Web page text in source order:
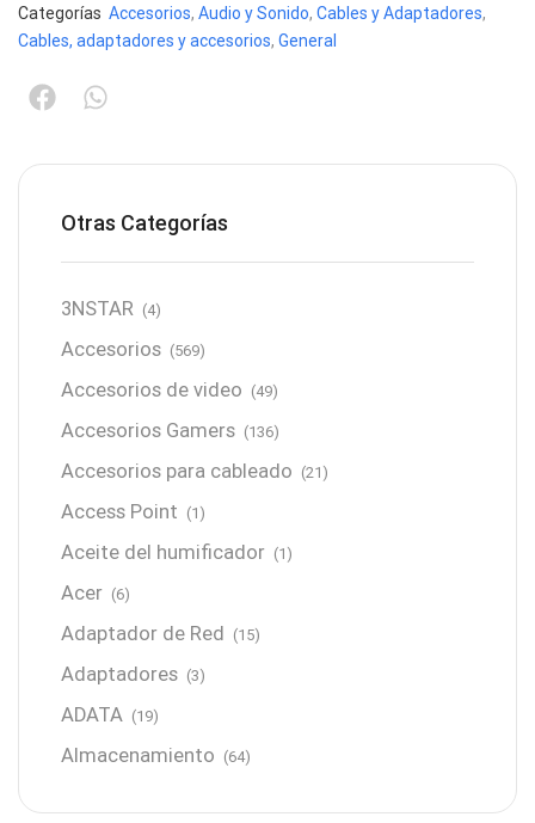
Categorías Accesorios, Audio y Sonido, Cables y Adaptadores,
Cables, adaptadores y accesorios, General
Otras Categorías
3NSTAR (4)
Accesorios (569)
Accesorios de video (49)
Accesorios Gamers (136)
Accesorios para cableado (21)
Access Point (1)
Aceite del humificador (1)
Acer (6)
Adaptador de Red (15)
Adaptadores (3)
ADATA (19)
Almacenamiento (64)